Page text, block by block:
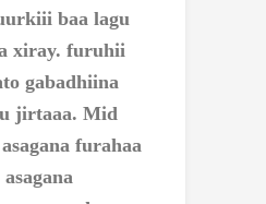
baa lagu
xiray. furuhii
gabadhiina
jirtaaa. Mid
furahaa